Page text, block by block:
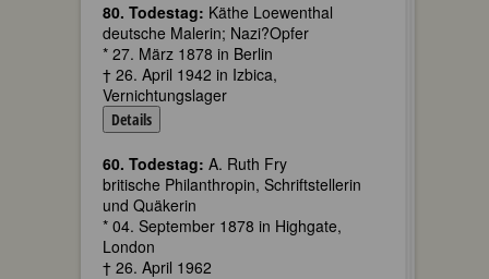
80. Todestag: Käthe Loewenthal
deutsche Malerin; Nazi?Opfer
* 27. März 1878 in Berlin
† 26. April 1942 in Izbica,
Vernichtungslager
Details
60. Todestag: A. Ruth Fry
britische Philanthropin, Schriftstellerin
und Quäkerin
* 04. September 1878 in Highgate,
London
† 26. April 1962